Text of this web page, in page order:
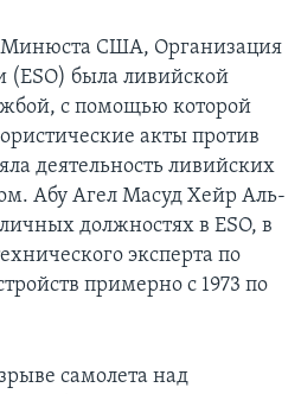
Минюста США, Организация
(ESO) была ливийской
с помощью которой
акты против
деятельность ливийских
Абу Агел Масуд Хейр Аль-
должностях в ESO, в
эксперта по
примерно с 1973 по
самолета над